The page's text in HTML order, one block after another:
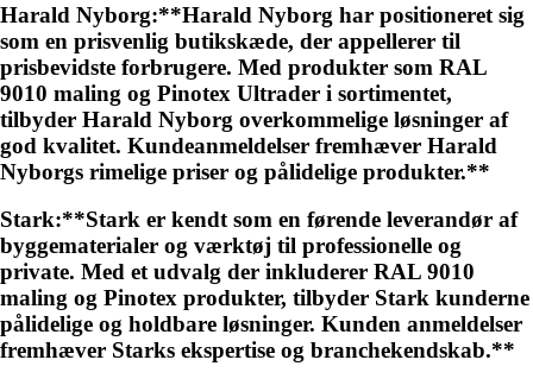
Harald Nyborg:**Harald Nyborg har positioneret sig
som en prisvenlig butikskæde, der appellerer til
prisbevidste forbrugere. Med produkter som RAL
9010 maling og Pinotex Ultrader i sortimentet,
tilbyder Harald Nyborg overkommelige løsninger af
god kvalitet. Kundeanmeldelser fremhæver Harald
Nyborgs rimelige priser og pålidelige produkter.**
Stark:**Stark er kendt som en førende leverandør af
byggematerialer og værktøj til professionelle og
private. Med et udvalg der inkluderer RAL 9010
maling og Pinotex produkter, tilbyder Stark kunderne
pålidelige og holdbare løsninger. Kunden anmeldelser
fremhæver Starks ekspertise og branchekendskab.**